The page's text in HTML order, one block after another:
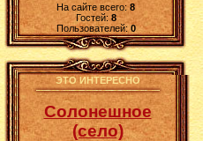
На сайте всего:8
Гостей:8
Пользователей: 0
ЭТО ИНТЕРЕСНО
Солонешное
(село)